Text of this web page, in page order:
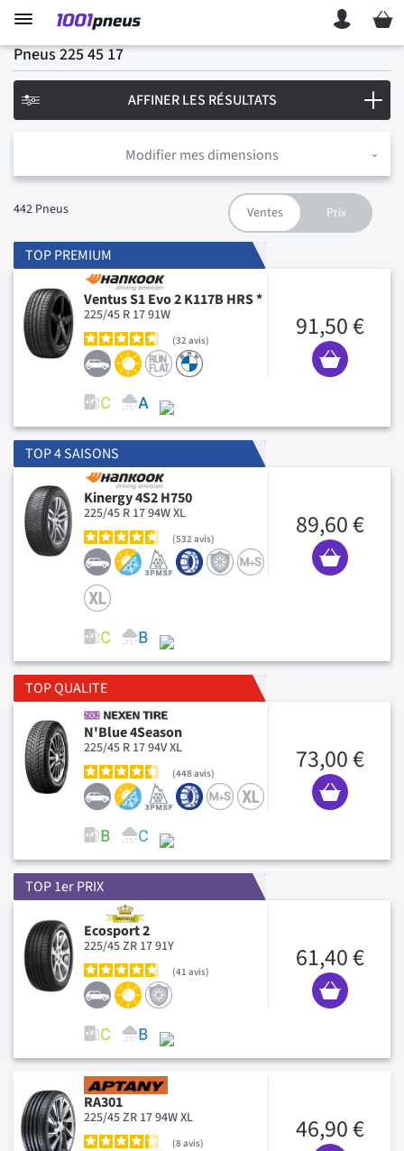
Mon
Pneus 225 45 17
Modifier mes dimensions
442 Pneus
TOP PREMIUM
Ventus S1 Evo 2 K117B HRS *
225/45 R 17 91W
32 avis 91,50 €
TOP 4 SAISONS
Kinergy 4S2 H750
225/45 R 17 94W XL
532 avis 89,60 €
TOP QUALITE
N'Blue 4Season
225/45 R 17 94V XL
448 avis 73,00 €
TOP 1er PRIX
Ecosport 2
225/45 ZR 17 91Y
41 avis 61,40 €
RA301
225/45 ZR 17 94W XL
8 avis 46,90 €
AFFINER LES RÉSULTATS